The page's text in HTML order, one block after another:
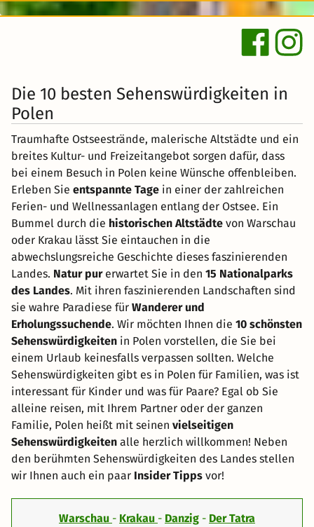
Die 10 besten Sehenswürdigkeiten in
Polen
Traumhafte Ostseestrände, malerische Altstädte und ein
breites Kultur- und Freizeitangebot sorgen dafür, dass
bei einem Besuch in Polen keine Wünsche offenbleiben.
Erleben Sie entspannte Tage in einer der zahlreichen
Ferien- und Wellnessanlagen entlang der Ostsee. Ein
Bummel durch die historischen Altstädte von Warschau
oder Krakau lässt Sie eintauchen in die
abwechslungsreiche Geschichte dieses faszinierenden
Landes. Natur purerwartet Sie in den 15 Nationalparks
des Landes. Mit ihren faszinierenden Landschaften sind
sie wahre Paradiese für Wanderer und
Erholungssuchende. Wir möchten Ihnen die 10 schönsten
Sehenswürdigkeiten in Polen vorstellen, die Sie bei
einem Urlaub keinesfalls verpassen sollten. Welche
Sehenswürdigkeiten gibt es in Polen für Familien, was ist
interessant für Kinder und was für Paare? Egal ob Sie
alleine reisen, mit Ihrem Partner oder der ganzen
Familie, Polen heißt mit seinen vielseitigen
Sehenswürdigkeiten alle herzlich willkommen! Neben
den berühmten Sehenswürdigkeiten des Landes stellen
wir Ihnen auch ein paar Insider Tipps vor!
Warschau - Krakau - Danzig - Der Tatra